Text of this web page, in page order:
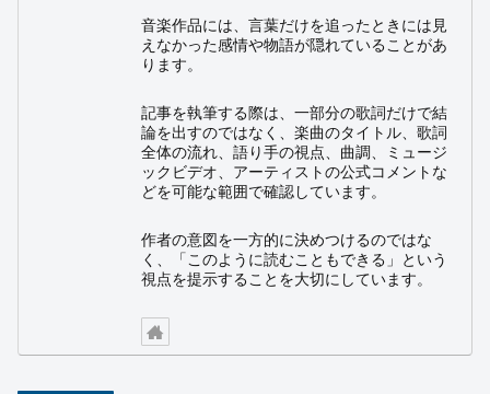
音楽作品には、言葉だけを追ったときには見
えなかった感情や物語が隠れていることがあ
ります。
記事を執筆する際は、一部分の歌詞だけで結
論を出すのではなく、楽曲のタイトル、歌詞
全体の流れ、語り手の視点、曲調、ミュージ
ックビデオ、アーティストの公式コメントな
どを可能な範囲で確認しています。
作者の意図を一方的に決めつけるのではな
く、「このように読むこともできる」という
視点を提示することを大切にしています。